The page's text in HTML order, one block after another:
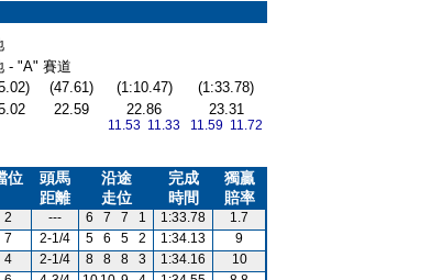
- "A" 賽道
(47.61) (1:10.47)
(1:33.78)
22.59 22.86
11.53 11.33
23.31
11.59 11.72
位
頭馬
距離
沿途
走位
完成
時間
獨贏
賠率
2 --- 6 7 7 1 1:33.78
1.7
7 2-1/4 5 6 5 2 1:34.13
9
4 2-1/4 8 8 8 3 1:34.16
10